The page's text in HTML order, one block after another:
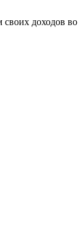
доходов